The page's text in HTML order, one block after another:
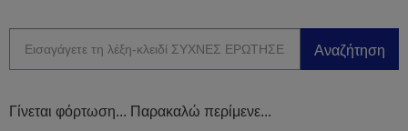
Αναζήτηση
Γίνεται φόρτωση... Παρακαλώ περίμενε...